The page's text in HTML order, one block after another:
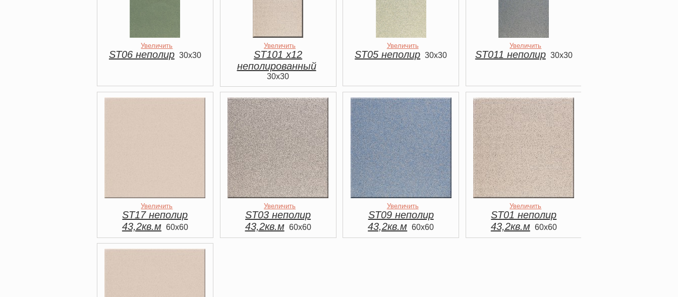
Увеличить
ST06 неполир 30x30
Увеличить
ST101 х12
неполированный
30x30
Увеличить
ST05 неполир 30x30
Увеличить
ST011 неполир 30x30
Увеличить
ST17 неполир
43,2кв.м 60x60
Увеличить
ST03 неполир
43,2кв.м 60x60
Увеличить
ST09 неполир
43,2кв.м 60x60
Увеличить
ST01 неполир
43,2кв.м 60x60